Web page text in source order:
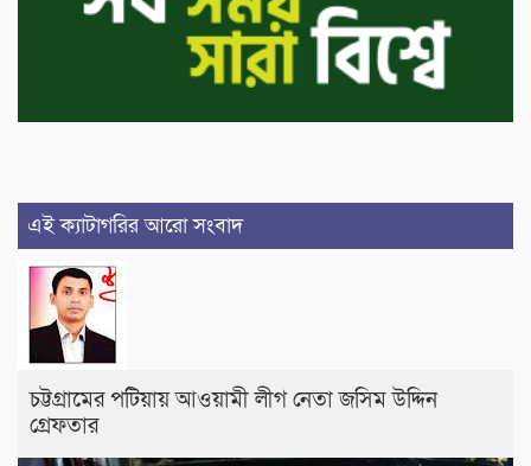
এই ক্যাটাগরির আরো সংবাদ
চট্টগ্রামের পটিয়ায় আওয়ামী লীগ নেতা জসিম উদ্দিন
গ্রেফতার